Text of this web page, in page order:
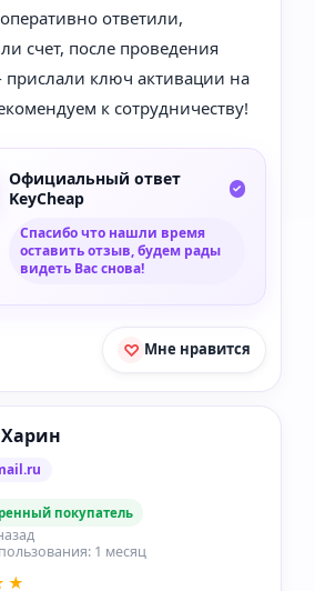
ответили,
счет, после проведения
прислали ключ активации на
к сотрудничеству!
Официальный ответ
KeyCheap
Спасибо что нашли время
оставить отзыв, будем рады
видеть Вас снова!
Мне нравится
покупатель
1 месяц